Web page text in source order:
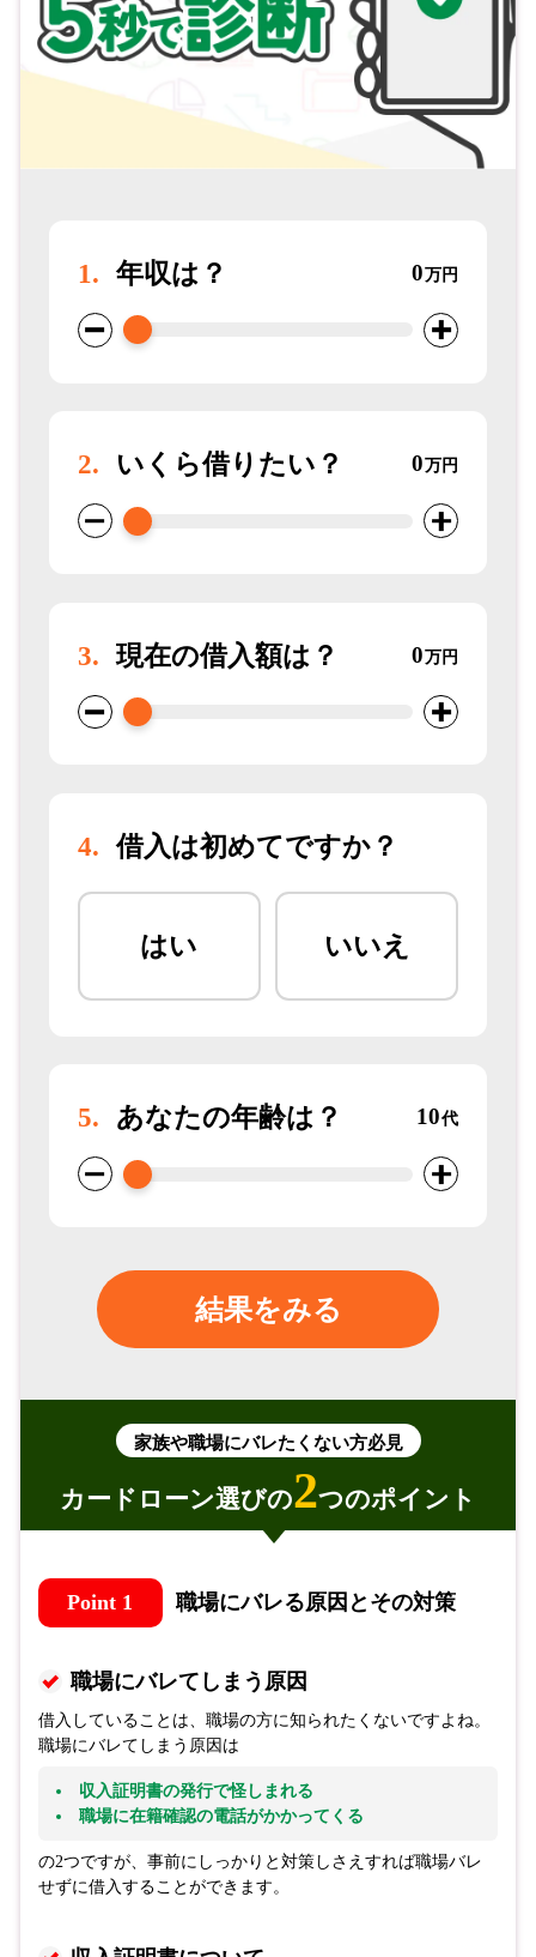
1. 年収は？ 0万円
2. いくら借りたい？ 0万円
3. 現在の借入額は？ 0万円
4. 借入は初めてですか？
はい いいえ
5. あなたの年齢は？ 10代
結果をみる
家族や職場にバレたくない方必見
カードローン選びの2つのポイント
Point 1 職場にバレる原因とその対策
職場にバレてしまう原因
借入していることは、職場の方に知られたくないですよね。
職場にバレてしまう原因は
収入証明書の発行で怪しまれる
職場に在籍確認の電話がかかってくる
の2つですが、事前にしっかりと対策しさえすれば職場バレ
せずに借入することができます。